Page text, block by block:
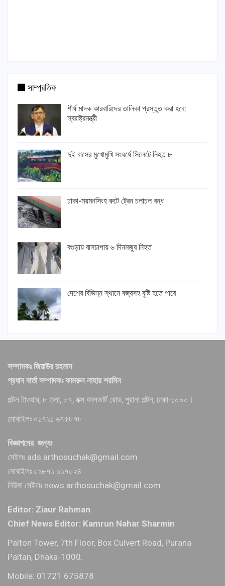
সাম্প্রতিক
শীর্ষ মাদক কারবারিদের তালিকা প্রস্তুত করা হবে:
স্বরাষ্ট্রমন্ত্রী
দুই বাসের মুখোমুখি সংঘর্ষে সিলেটে নিহত ৮
ঢাকা-ময়মনসিংহ রুটে ট্রেন চলাচল বন্ধ
বগুড়ায় বাসচাপায় ৬ দিনমজুর নিহত
দেশের বিভিন্ন স্থানে বজ্রসহ বৃষ্টি হতে পারে
সম্পাদকঃ জিয়াউর রহমান
প্রধান বার্তা সম্পাদকঃ কামরুন নাহার শরমিন
পল্টন টাওয়ার, ৮ তলা, ৮৭, বক্স কালভার্ট রোড, পুরানা পল্টন, ঢাকা-১০০০।
মোবাইলঃ ০১৭২১ ৬৭৫৮৭৮
বিজ্ঞাপনের জন্যঃ
মেইলঃ ads.arthosuchak@gmail.com
মোবাইলঃ ০১৮৭১ ০১৭০২৪
নিউজ মেইলঃ news.arthosuchak@gmail.com
Editor: Ziaur Rahman
Chief News Editor: Kamrun Nahar Sharmin
Palton Tower, 7th Floor, Box Culvert Road, Purana
Paltan, Dhaka-1000.
Mobile: 01721 675878